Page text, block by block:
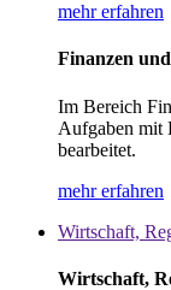
mehr erfahren
Finanzen
Im Bereich
Aufgaben mit
bearbeitet.
mehr erfahren
Wirtschaft,
Wirtschaft,